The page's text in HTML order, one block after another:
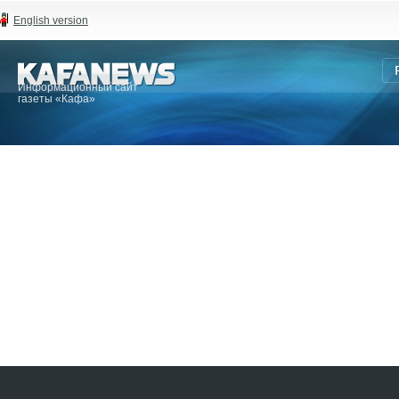
English version
Информационный сайт
газеты «Кафа»